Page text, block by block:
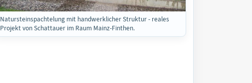
Natursteinspachtelung mit handwerklicher Struktur - reales
Projekt von Schattauer im Raum Mainz-Finthen.